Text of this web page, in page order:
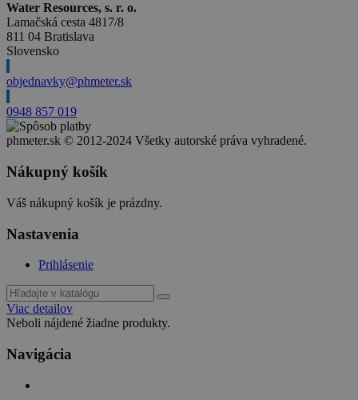
Water Resources, s. r. o.
Lamačská cesta 4817/8
811 04 Bratislava
Slovensko
objednavky@phmeter.sk
0948 857 019
phmeter.sk © 2012-2024 Všetky autorské práva vyhradené.
Nákupný košík
Váš nákupný košík je prázdny.
Nastavenia
Prihlásenie
Viac detailov
Neboli nájdené žiadne produkty.
Navigácia